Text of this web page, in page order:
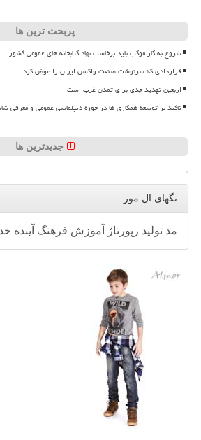
پربحث ترین ها
شروع به کار موکب باید برخاست نهاد کتابخانه های عمومی کشور
قراردادی که سرنوشت صنعت واکسن ایران را عوض کرد
اربعین تهدید جدی برای تمدن غرب است
تاکید بر توسعه همکاری ها در حوزه دیپلماسی عمومی و معرفی
جدیدترین ها
تگهای ال مور
مد تولید رپورتاژ آموزش فرهنگ آینده